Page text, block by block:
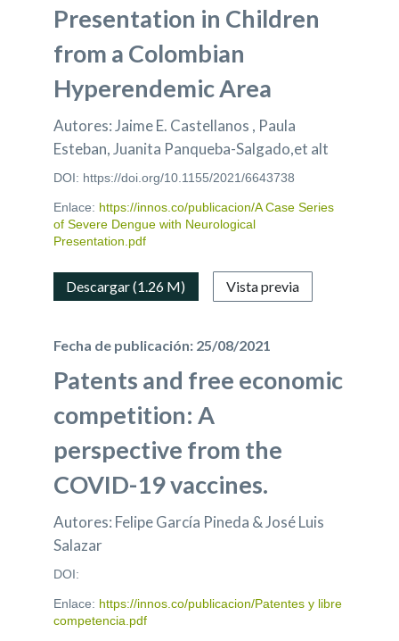
Presentation in Children
from a Colombian
Hyperendemic Area
Autores: Jaime E. Castellanos , Paula
Esteban, Juanita Panqueba-Salgado,et alt
DOI: https://doi.org/10.1155/2021/6643738
Enlace: https://innos.co/publicacion/A Case Series
of Severe Dengue with Neurological
Presentation.pdf
Descargar (1.26 M) Vista previa
Fecha de publicación: 25/08/2021
Patents and free economic
competition: A
perspective from the
COVID-19 vaccines.
Autores: Felipe García Pineda & José Luis
Salazar
DOI:
Enlace: https://innos.co/publicacion/Patentes y libre
competencia.pdf